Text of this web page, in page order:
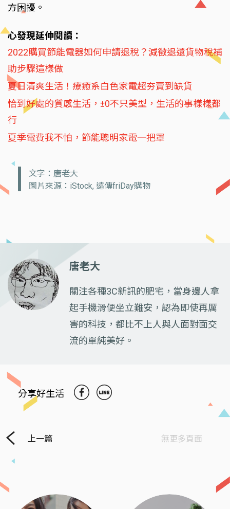
方困擾。
心發現延伸閱讀：
2022購買節能電器如何申請退稅？減徵退還貨物稅補
助步驟這樣做
夏日清爽生活！療癒系白色家電超夯賣到缺貨
恰到好處的質感生活，±0不只美型，生活的事樣樣都
行
夏季電費我不怕，節能聰明家電一把罩
文字：唐老大
圖片來源：iStock, 遠傳friDay購物
唐老大
關注各種3C新訊的肥宅，當身邊人拿
起手機滑便坐立難安，認為即使再厲
害的科技，都比不上人與人面對面交
流的單純美好。
分享好生活
上一篇 無更多頁面